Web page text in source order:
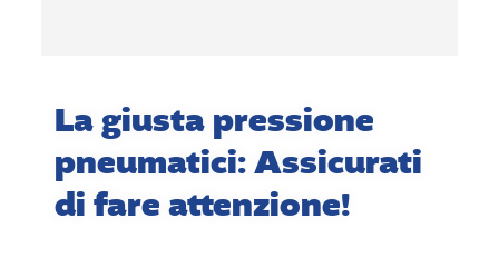
La giusta pressione
pneumatici: Assicurati
di fare attenzione!